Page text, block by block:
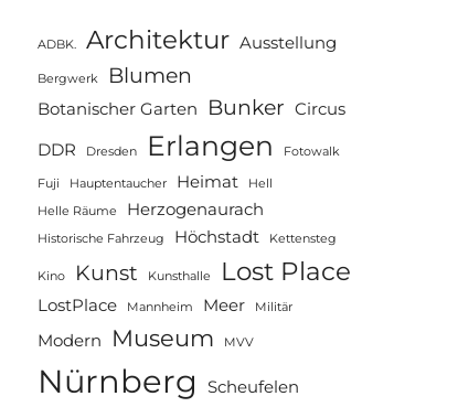
ADBK. Architektur Ausstellung
Bergwerk Blumen
Botanischer Garten Bunker Circus
DDR
Dresden Erlangen Fotowalk
Fuji Hauptentaucher Heimat
Hell
Helle Räume
Herzogenaurach
Historische Fahrzeug Höchstadt Kettensteg
Kino Kunst Kunsthalle Lost Place
LostPlace Mannheim Meer Militär
Modern Museum MVV
Nürnberg Scheufelen